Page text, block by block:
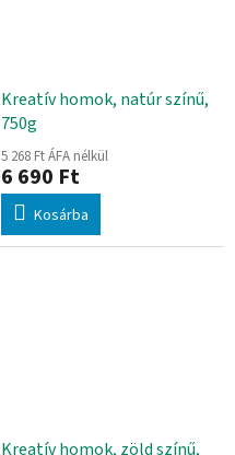
Kreatív homok, natúr színű,
750g
5 268 Ft ÁFA nélkül
6 690 Ft
Kosárba
Kreatív homok, zöld színű,